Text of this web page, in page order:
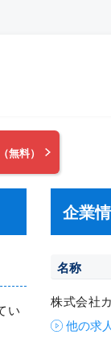
（無料）
い
企業
名称
株式会社
他の求